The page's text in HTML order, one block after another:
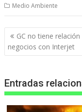
Medio Ambiente
Navegación
de
entradas
GC no tiene relación
negocios con Interjet
Entradas